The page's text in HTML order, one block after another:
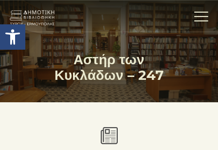
Ανοίξτε τη γραμμή εργαλείων
Αστήρ των
Κυκλάδων – 247
Η ΒΙΒΛΙΟΘΗΚΗ
ΟΙ ΣΥΛΛΟΓΈΣ
ΕΚΘΕΣΕΙΣ
ΨΗΦΙΑΚΌ ΑΡΧΕΊΟ